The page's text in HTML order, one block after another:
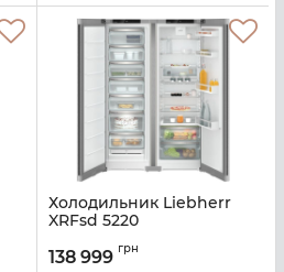
Холодильник Liebherr
XRFsd 5220
138 999 грн